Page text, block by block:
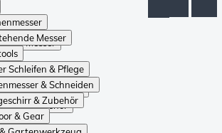
Messer
Schleifen & Pflege
& Schneiden
& Zubehör
& Gear
Messer
& Pflege
& Schneiden
& Zubehör
& Gear